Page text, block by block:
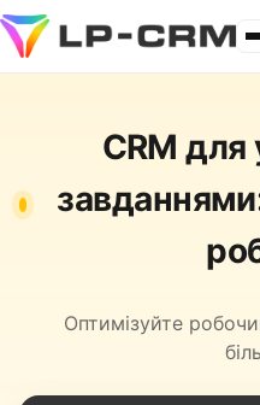
CRM для
Оптимізуйте